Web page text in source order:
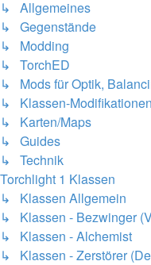
↳ Allgemeines
↳ Gegenstände
↳ Modding
↳ TorchED
↳ Mods für Optik,
↳ Klassen-Modifikationen
↳ Karten/Maps
↳ Guides
↳ Technik
Torchlight 1 Klassen
↳ Klassen Allgemein
↳ Klassen - Bezwinger
↳ Klassen - Alchemist
↳ Klassen - Zerstörer